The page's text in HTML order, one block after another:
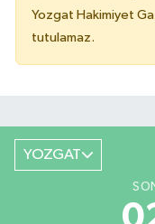
Yozgat Hakimiyet
tutulamaz.
YOZGAT